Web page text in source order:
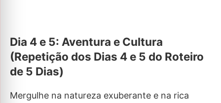
Dia 4 e 5: Aventura e Cultura
(Repetição dos Dias 4 e 5 do Roteiro
de 5 Dias)
Mergulhe na natureza exuberante e na rica